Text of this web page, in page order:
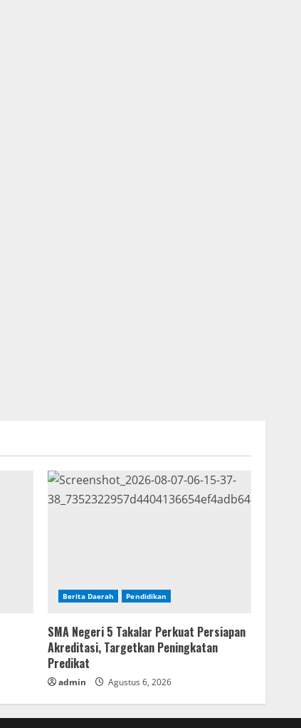
Berita Daerah Pendidikan
SMA Negeri 5 Takalar Perkuat Persiapan
Akreditasi, Targetkan Peningkatan
Predikat
admin Agustus 6, 2026